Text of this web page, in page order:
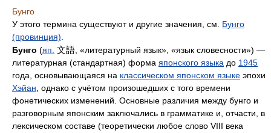
Бунго
У этого термина существуют и другие значения, см. Бунго
(провинция)
Бунго (яп. 文語 , «литературный язык», «язык словесности») —
литературная (стандартная) форма японского языка до 1945
года, основывающаяся на классическом японском языке эпохи
Хэйан , однако с учётом произошедших с того времени
фонетических изменений. Основные различия между бунго и
разговорным японским заключались в грамматике и, отчасти, в
лексическом составе (теоретически любое слово VIII века